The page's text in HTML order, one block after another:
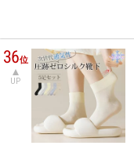
36位
UP